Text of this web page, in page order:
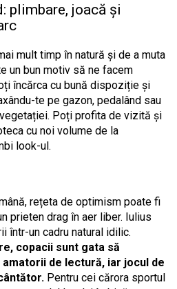
plimbare, joacă și
mult timp în natură și de a muta
un bun motiv să ne facem
încărca cu bună dispoziție și
te pe gazon, pedalând sau
Poți profita de vizită și
cu noi volume de la
look-ul.
rețeta de optimism poate fi
prieten drag în aer liber. Iulius
într-un cadru natural idilic.
copacii sunt gata să
de lectură, iar jocul de
Pentru cei cărora sportul